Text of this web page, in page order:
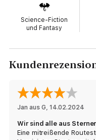
Science-Fiction
und Fantasy
Jan aus G, 14.02.2024
Wir sind alle aus
Eine mitreißende